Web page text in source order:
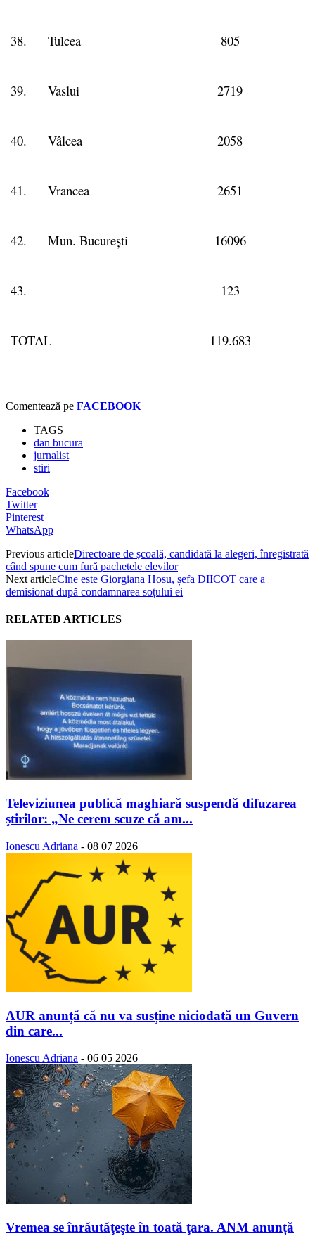
38. Tulcea 805
39. Vaslui 2719
40. Vâlcea 2058
41. Vrancea 2651
42. Mun. București 16096
43. – 123
TOTAL 119.683
Comentează pe FACEBOOK
TAGS
dan bucura
jurnalist
stiri
Facebook
Twitter
Pinterest
WhatsApp
Previous articleDirectoare de școală, candidată la alegeri, înregistrată
când spune cum fură pachetele elevilor
Next articleCine este Giorgiana Hosu, șefa DIICOT care a
demisionat după condamnarea soțului ei
RELATED ARTICLES
Televiziunea publică maghiară suspendă difuzarea
ştirilor: „Ne cerem scuze că am...
Ionescu Adriana - 08 07 2026
AUR anunță că nu va susține niciodată un Guvern
din care...
Ionescu Adriana - 06 05 2026
Vremea se înrăutăţeşte în toată ţara. ANM anunță